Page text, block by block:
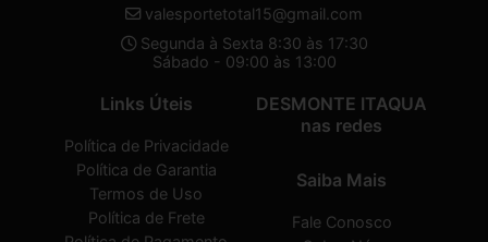
valesportetotal15@gmail.com
Segunda à Sexta 8:30 às 17:30
Sábado - 09:00 às 13:00
Links Úteis
Política de Privacidade
Política de Garantia
Termos de Uso
Política de Frete
DESMONTE ITAQUA
nas redes
Saiba Mais
Fale Conosco